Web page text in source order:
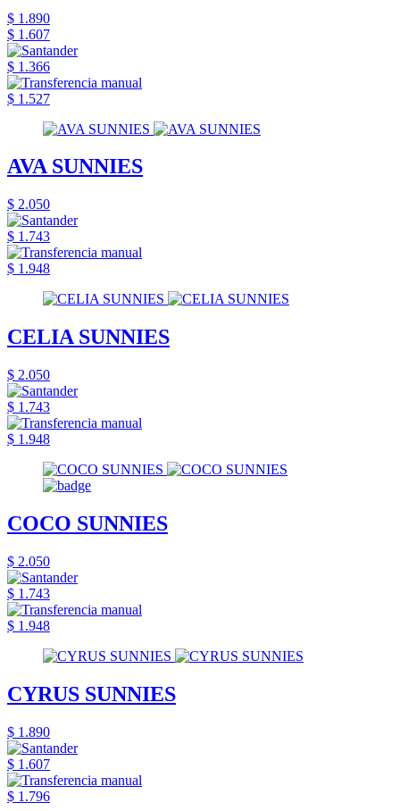
$ 1.890
$ 1.607
$ 1.366
$ 1.527
AVA SUNNIES
$ 2.050
$ 1.743
$ 1.948
CELIA SUNNIES
$ 2.050
$ 1.743
$ 1.948
COCO SUNNIES
$ 2.050
$ 1.743
$ 1.948
CYRUS SUNNIES
$ 1.890
$ 1.607
$ 1.796